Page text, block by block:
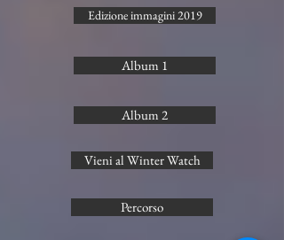
Edizione immagini 2019
Album 1
Album 2
Vieni al Winter Watch
Percorso